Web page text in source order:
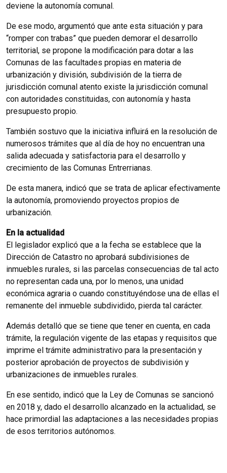
deviene la autonomía comunal.
De ese modo, argumentó que ante esta situación y para
“romper con trabas” que pueden demorar el desarrollo
territorial, se propone la modificación para dotar a las
Comunas de las facultades propias en materia de
urbanización y división, subdivisión de la tierra de
jurisdicción comunal atento existe la jurisdicción comunal
con autoridades constituidas, con autonomía y hasta
presupuesto propio.
También sostuvo que la iniciativa influirá en la resolución de
numerosos trámites que al día de hoy no encuentran una
salida adecuada y satisfactoria para el desarrollo y
crecimiento de las Comunas Entrerrianas.
De esta manera, indicó que se trata de aplicar efectivamente
la autonomía, promoviendo proyectos propios de
urbanización.
En la actualidad
El legislador explicó que a la fecha se establece que la
Dirección de Catastro no aprobará subdivisiones de
inmuebles rurales, si las parcelas consecuencias de tal acto
no representan cada una, por lo menos, una unidad
económica agraria o cuando constituyéndose una de ellas el
remanente del inmueble subdividido, pierda tal carácter.
Además detalló que se tiene que tener en cuenta, en cada
trámite, la regulación vigente de las etapas y requisitos que
imprime el trámite administrativo para la presentación y
posterior aprobación de proyectos de subdivisión y
urbanizaciones de inmuebles rurales.
En ese sentido, indicó que la Ley de Comunas se sancionó
en 2018 y, dado el desarrollo alcanzado en la actualidad, se
hace primordial las adaptaciones a las necesidades propias
de esos territorios autónomos.